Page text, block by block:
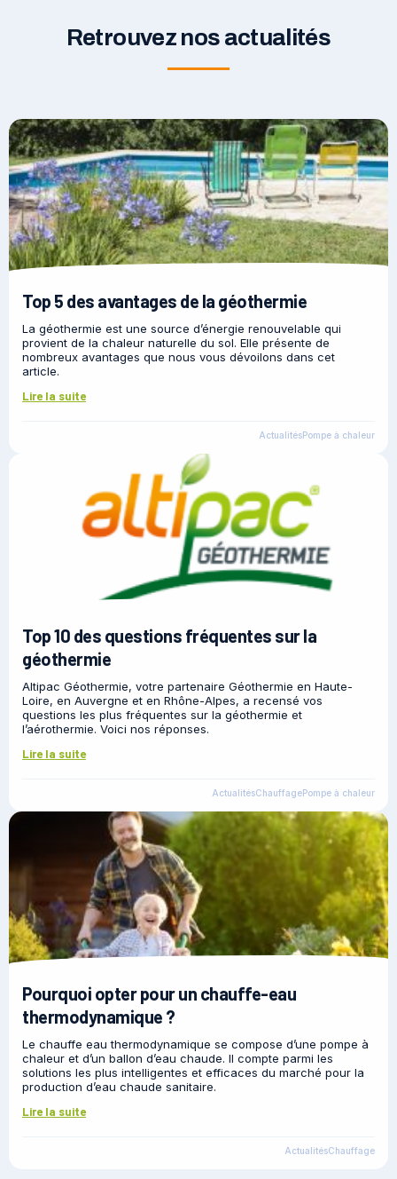
Retrouvez nos actualités
Top 5 des avantages de la géothermie
La géothermie est une source d’énergie renouvelable qui
provient de la chaleur naturelle du sol. Elle présente de
nombreux avantages que nous vous dévoilons dans cet
article.
Lire la suite
ActualitésPompe à chaleur
Top 10 des questions fréquentes sur la
géothermie
Altipac Géothermie, votre partenaire Géothermie en Haute-
Loire, en Auvergne et en Rhône-Alpes, a recensé vos
questions les plus fréquentes sur la géothermie et
l’aérothermie. Voici nos réponses.
Lire la suite
ActualitésChauffagePompe à chaleur
Pourquoi opter pour un chauffe-eau
thermodynamique ?
Le chauffe eau thermodynamique se compose d’une pompe à
chaleur et d’un ballon d’eau chaude. Il compte parmi les
solutions les plus intelligentes et efficaces du marché pour la
production d’eau chaude sanitaire.
Lire la suite
ActualitésChauffage